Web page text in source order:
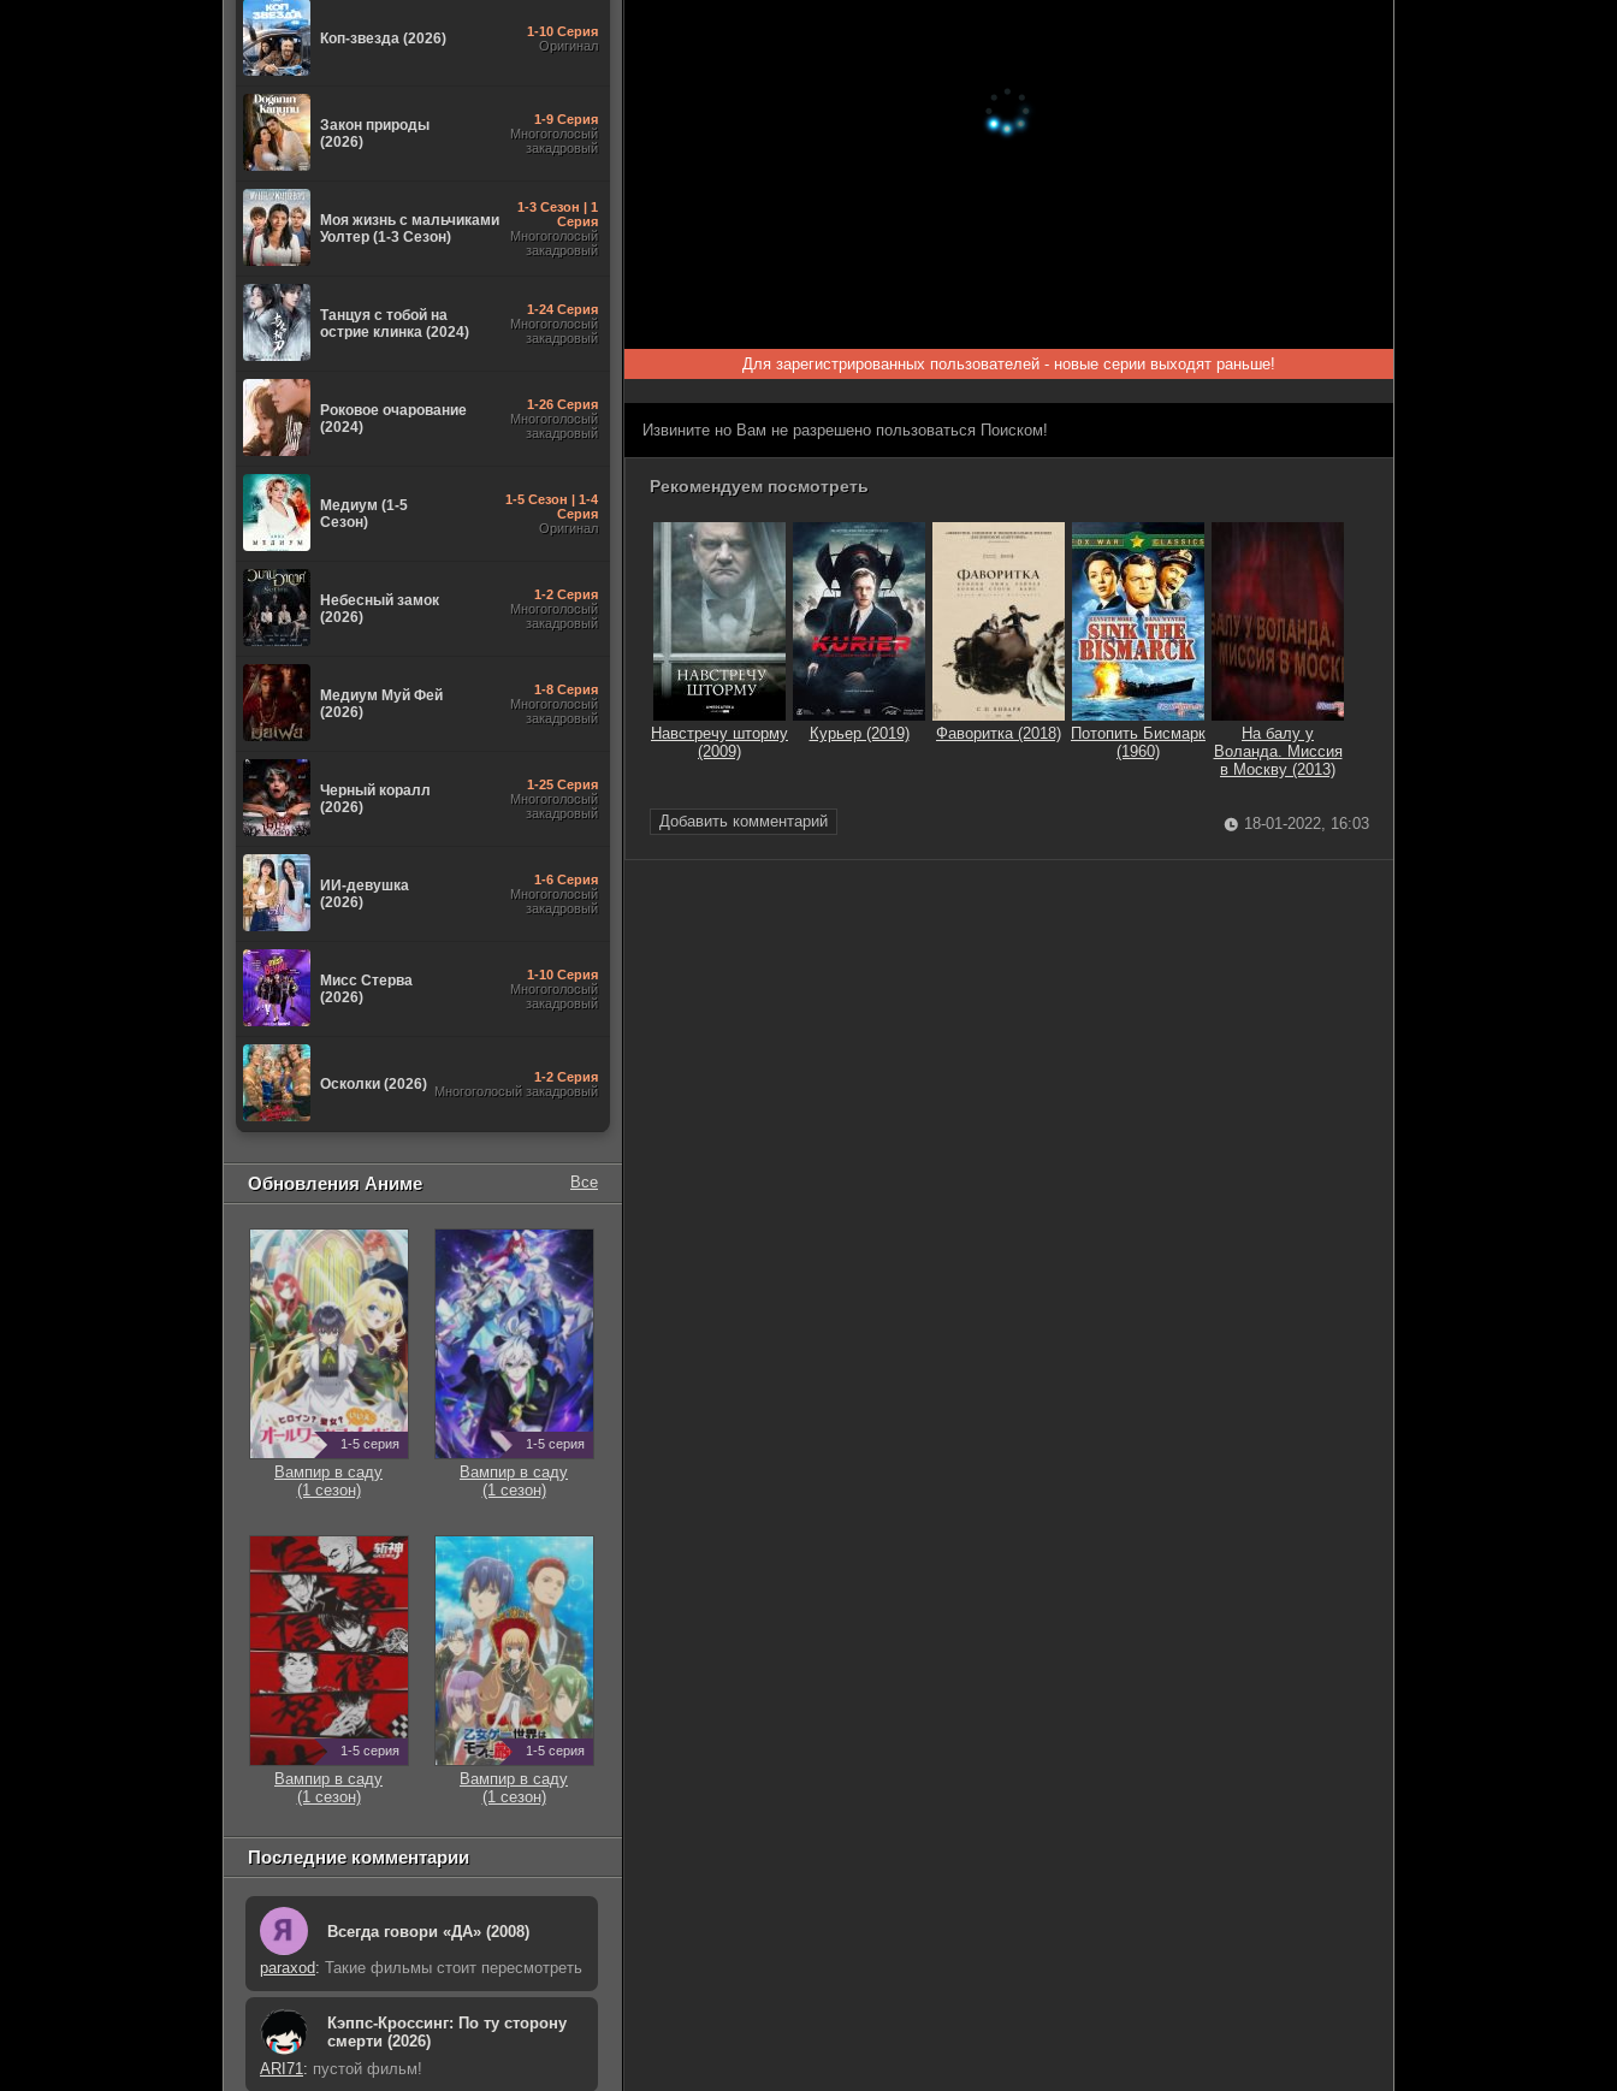
Для зарегистрированных пользователей - новые серии выходят раньше!
Извините но Вам не разрешено пользоваться Поиском!
Рекомендуем посмотреть
Навстречу шторму
(2009)
Курьер (2019) Фаворитка (2018)
Потопить Бисмарк
(1960)
На балу у
Воланда. Миссия
в Москву (2013)
Добавить комментарий 18-01-2022, 16:03
Коп-звезда (2026)
1-10 Серия
Оригинал
Закон природы
(2026)
1-9 Серия
Многоголосый
закадровый
Моя жизнь с мальчиками
Уолтер (1-3 Сезон)
1-3 Сезон | 1
Серия
Многоголосый
закадровый
Танцуя с тобой на
острие клинка (2024)
1-24 Серия
Многоголосый
закадровый
Роковое очарование
(2024)
1-26 Серия
Многоголосый
закадровый
Медиум (1-5
Сезон)
1-5 Сезон | 1-4
Серия
Оригинал
Небесный замок
(2026)
1-2 Серия
Многоголосый
закадровый
Медиум Муй Фей
(2026)
1-8 Серия
Многоголосый
закадровый
Черный коралл
(2026)
1-25 Серия
Многоголосый
закадровый
ИИ-девушка
(2026)
1-6 Серия
Многоголосый
закадровый
Мисс Стерва
(2026)
1-10 Серия
Многоголосый
закадровый
Осколки (2026)
1-2 Серия
Многоголосый закадровый
Обновления Аниме Все
1-5 серия
Вампир в саду
(1 сезон)
1-5 серия
Вампир в саду
(1 сезон)
1-5 серия
Вампир в саду
(1 сезон)
1-5 серия
Вампир в саду
(1 сезон)
Последние комментарии
Всегда говори «ДА» (2008)
paraxod: Такие фильмы стоит пересмотреть
Кэппс-Кроссинг: По ту сторону
смерти (2026)
ARI71: пустой фильм!